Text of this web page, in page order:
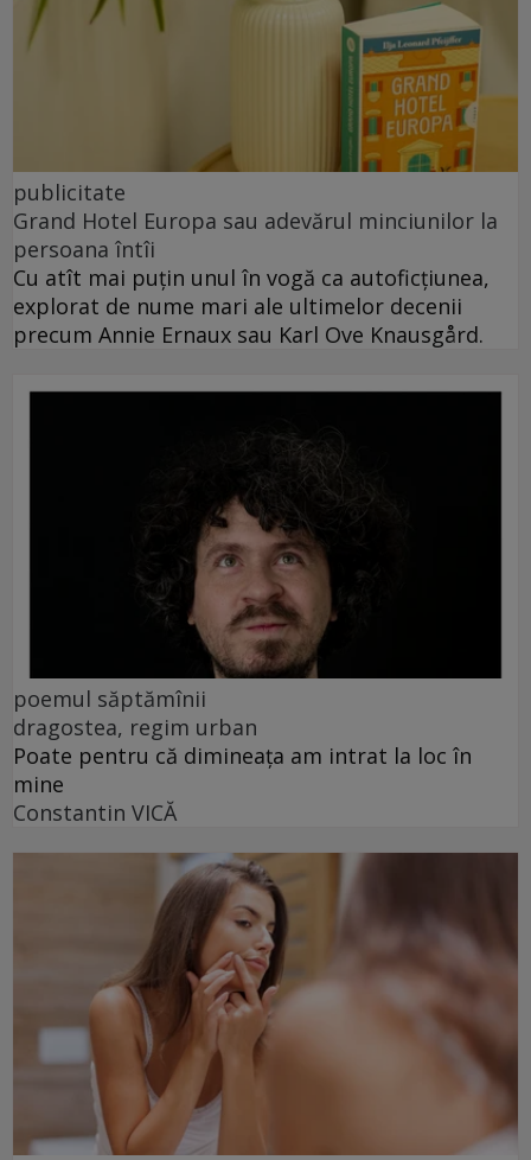
publicitate
Grand Hotel Europa sau adevărul minciunilor la
persoana întîi
Cu atît mai puțin unul în vogă ca autoficțiunea,
explorat de nume mari ale ultimelor decenii
precum Annie Ernaux sau Karl Ove Knausgård.
poemul săptămînii
dragostea, regim urban
Poate pentru că dimineața am intrat la loc în
mine
Constantin VICĂ